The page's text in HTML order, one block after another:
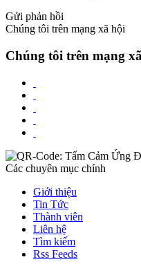
Gửi phản hồi
Chúng tôi trên mạng xã hội
Chúng tôi trên mạng
Các chuyên mục chính
Giới thiệu
Tin Tức
Thành viên
Liên hệ
Tìm kiếm
Rss Feeds